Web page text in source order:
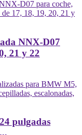
NNX-D07
21 y 22
pulgadas